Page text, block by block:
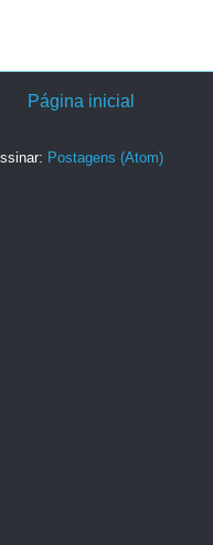
Página inicial
Postagens (Atom)